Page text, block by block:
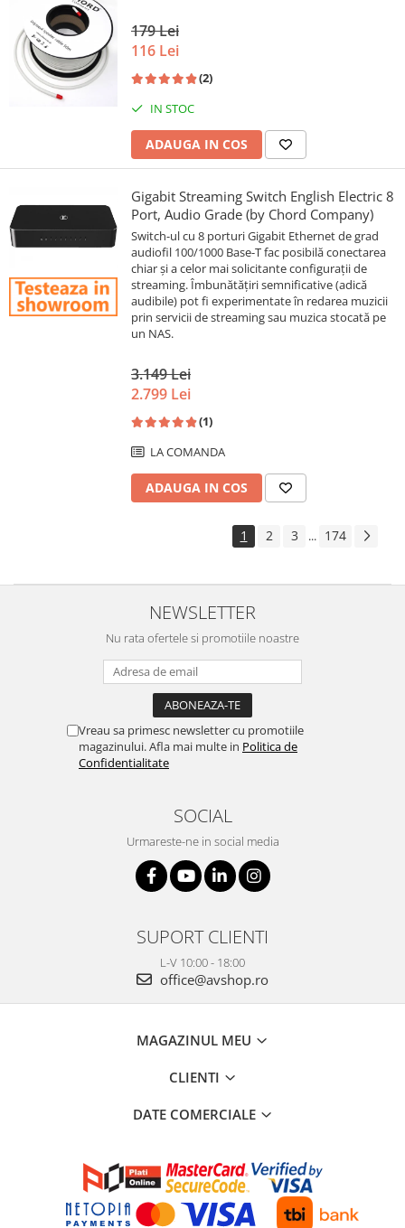
179 Lei
116 Lei
(2)
IN STOC
ADAUGA IN COS
Gigabit Streaming Switch English Electric 8
Port, Audio Grade (by Chord Company)
Switch-ul cu 8 porturi Gigabit Ethernet de grad
audiofil 100/1000 Base-T fac posibilă conectarea
chiar și a celor mai solicitante configurații de
streaming. Îmbunătățiri semnificative (adică
audibile) pot fi experimentate în redarea muzicii
prin servicii de streaming sau muzica stocată pe
un NAS.
3.149 Lei
2.799 Lei
(1)
LA COMANDA
ADAUGA IN COS
1 2 3 ... 174
NEWSLETTER
Nu rata ofertele si promotiile noastre
Vreau sa primesc newsletter cu promotiile
magazinului. Afla mai multe in Politica de
Confidentialitate
SOCIAL
Urmareste-ne in social media
SUPORT CLIENTI
L-V 10:00 - 18:00
office@avshop.ro
MAGAZINUL MEU
CLIENTI
DATE COMERCIALE